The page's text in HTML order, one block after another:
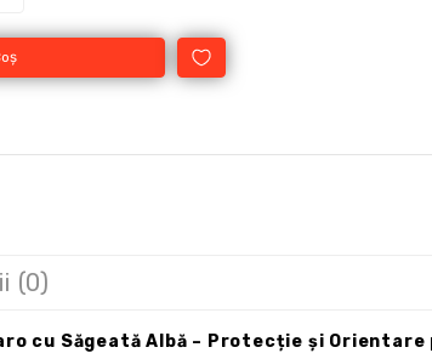
(0)
cu Săgeată Albă – Protecție și